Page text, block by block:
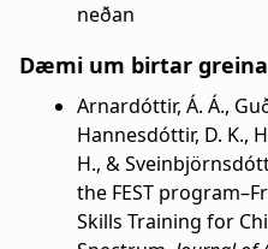
neðan
Dæmi um birtar
Arnardóttir, Á. Á.,
Hannesdóttir, D. K.,
H., &
the FEST
Skills Training for